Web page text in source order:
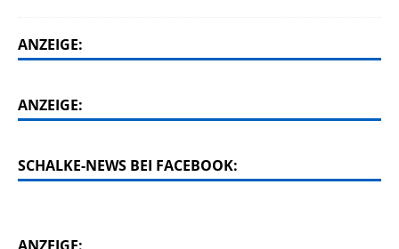
ANZEIGE:
ANZEIGE:
SCHALKE-NEWS BEI FACEBOOK: